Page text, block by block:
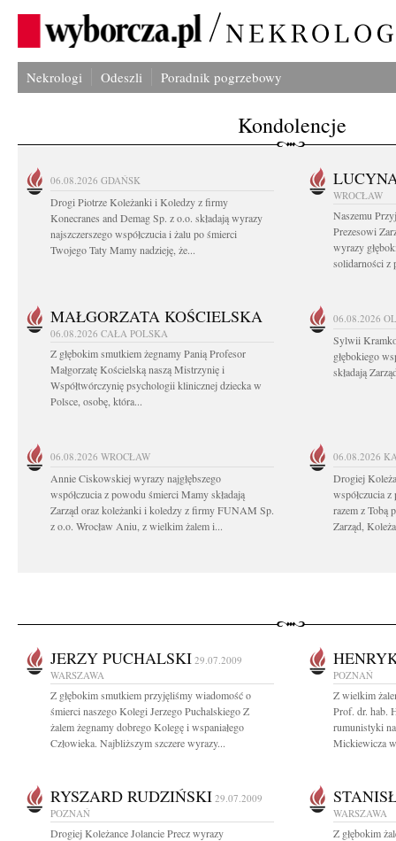
Nekrologi Odeszli Poradnik pogrzebowy
Kondolencje
06.08.2026 GDAŃSK
Drogi Piotrze Koleżanki i Koledzy z firmy
Konecranes and Demag Sp. z o.o. składają wyrazy
najszczerszego współczucia i żalu po śmierci
Twojego Taty Mamy nadzieję, że...
WROCŁAW
Naszemu
Prezesowi
wyrazy
solidarności z
MAŁGORZATA KOŚCIELSKA
06.08.2026 CAŁA POLSKA
Z głębokim smutkiem żegnamy Panią Profesor
Małgorzatę Kościelską naszą Mistrzynię i
Współtwórczynię psychologii klinicznej dziecka w
Polsce, osobę, która...
06.08.2026
Sylwii
głębokiego
składają
06.08.2026 WROCŁAW
Annie Ciskowskiej wyrazy najgłębszego
współczucia z powodu śmierci Mamy składają
Zarząd oraz koleżanki i koledzy z firmy FUNAM Sp.
z o.o. Wrocław Aniu, z wielkim żalem i...
06.08.2026
Drogiej
współczucia
razem z Tobą
Zarząd,
JERZY PUCHALSKI 29.07.2009
WARSZAWA
Z głębokim smutkiem przyjęliśmy wiadomość o
śmierci naszego Kolegi Jerzego Puchalskiego Z
żalem żegnamy dobrego Kolegę i wspaniałego
Człowieka. Najbliższym szczere wyrazy...
POZNAŃ
Z wielkim
Prof. dr. hab.
rumunistyki
Mickiewicza
RYSZARD RUDZIŃSKI 29.07.2009
POZNAŃ
Drogiej Koleżance Jolancie Precz wyrazy
WARSZAWA
Z głębokim